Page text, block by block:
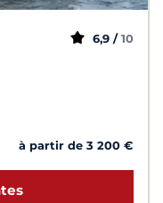
6,9 / 10
à partir de 3 200 €